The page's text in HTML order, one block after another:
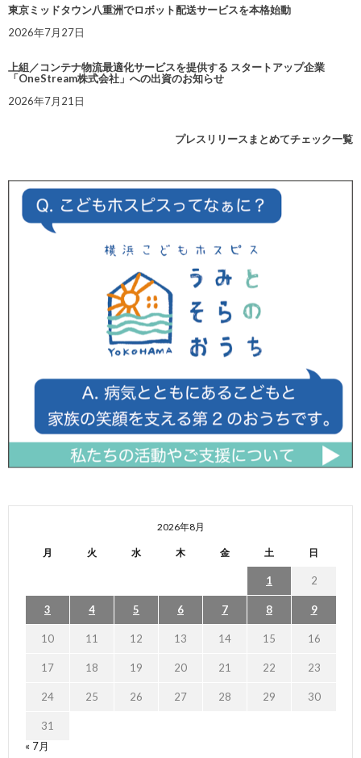
東京ミッドタウン八重洲でロボット配送サービスを本格始動
2026年7月27日
上組／コンテナ物流最適化サービスを提供する スタートアップ企業
「OneStream株式会社」への出資のお知らせ
2026年7月21日
プレスリリースまとめてチェック一覧
2026年8月
月 火 水 木 金 土 日
1 2
3 4 5 6 7 8 9
10 11 12 13 14 15 16
17 18 19 20 21 22 23
24 25 26 27 28 29 30
31
« 7月